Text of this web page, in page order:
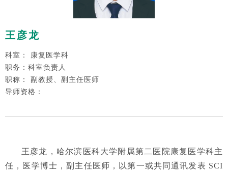
王彦龙
科室： 康复医学科
职务：科室负责人
职称： 副教授、副主任医师
导师资格：
王彦龙，哈尔滨医科大学附属第二医院康复医学科主
任，医学博士，副主任医师，以第一或共同通讯发表 SCI